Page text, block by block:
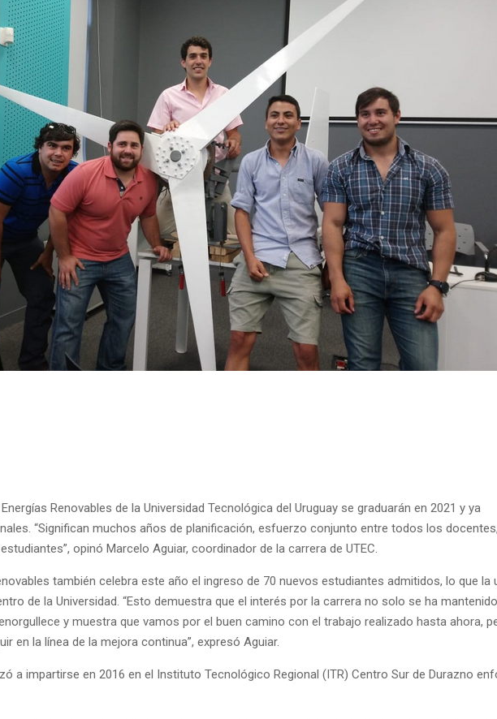
Renovables de la Universidad Tecnológica del Uruguay se graduarán en 2021 y ya
“Significan muchos años de planificación, esfuerzo conjunto entre todos los
opinó Marcelo Aguiar, coordinador de la carrera de UTEC.
también celebra este año el ingreso de 70 nuevos estudiantes admitidos, lo que la
de la Universidad. “Esto demuestra que el interés por la carrera no solo se ha
y muestra que vamos por el buen camino con el trabajo realizado hasta ahora,
en la línea de la mejora continua”, expresó Aguiar.
a impartirse en 2016 en el Instituto Tecnológico Regional (ITR) Centro Sur de Durazno